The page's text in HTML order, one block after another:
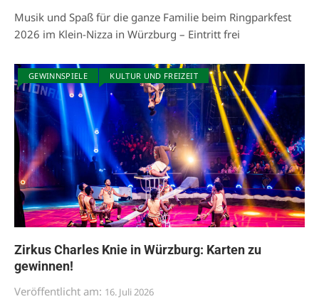
Musik und Spaß für die ganze Familie beim Ringparkfest
2026 im Klein-Nizza in Würzburg – Eintritt frei
GEWINNSPIELE KULTUR UND FREIZEIT
Zirkus Charles Knie in Würzburg: Karten zu
gewinnen!
Veröffentlicht am: 16. Juli 2026